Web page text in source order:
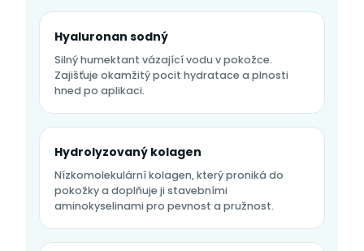
Hyaluronan sodný
Silný humektant vázající vodu v pokožce.
Zajišťuje okamžitý pocit hydratace a plnosti
hned po aplikaci.
Hydrolyzovaný kolagen
Nízkomolekulární kolagen, který proniká do
pokožky a doplňuje ji stavebními
aminokyselinami pro pevnost a pružnost.